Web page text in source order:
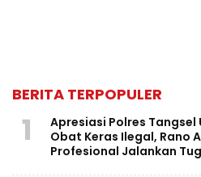
BERITA TERPOPULER
1
Apresiasi Polres
Obat Keras Ilegal, Rano
Profesional Jalankan